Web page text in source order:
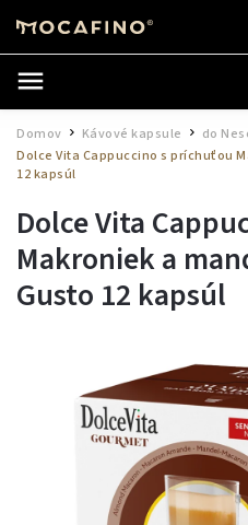
Domov Kávové kapsule do
Dolce Vita Cappuccino s príchuťou
12 kapsúl
Dolce Vita
Makroniek a
Gusto 12 kapsúl